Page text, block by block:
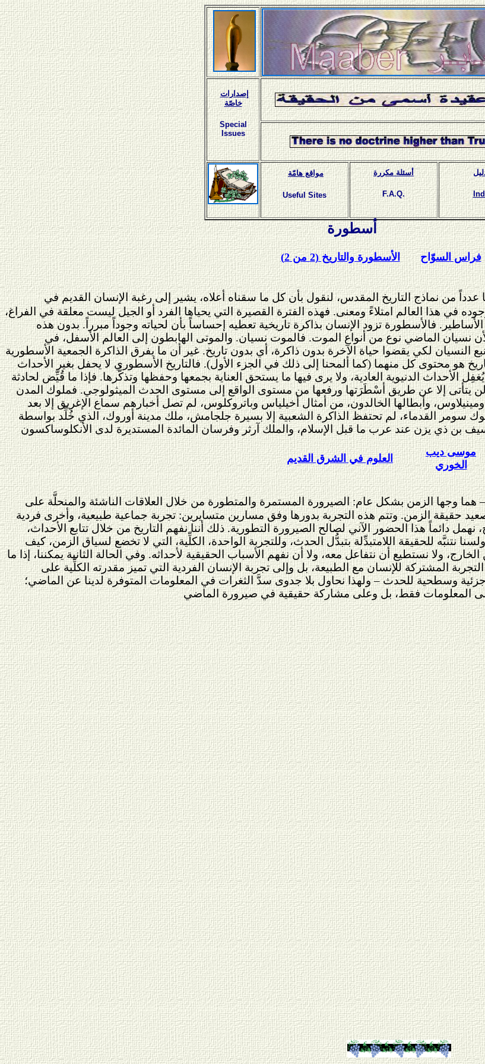
إصدارات
خاصّة
Special
Issues
مواقع هامّة
Useful Sites
أسئلة مكررة
F.A.Q.
أسطورة
الأسطورة والتاريخ (2 من 2) فراس السوّاح
من نماذج التاريخ المقدس، لنقول بأن كل ما سقناه أعلاه، يشير إلى رغبة الإنسان القديم في
في هذا العالم امتلاءً ومعنى. فهذه الفترة القصيرة التي يحياها الفرد أو الجيل ليست معلقة في الفراغ،
فالأسطورة تزود الإنسان بذاكرة تاريخية تعطيه إحساساً بأن لحياته وجوداً مبرراً. بدون هذه
نسيان الماضي نوع من أنواع الموت. فالموت نسيان. والموتى الهابطون إلى العالم الأسفل، في
النسيان لكي يقضوا حياة الآخرة بدون ذاكرة، أي بدون تاريخ. غير أن ما يفرق الذاكرة الجمعية الأسطورية
هو محتوى كل منهما (كما ألمحنا إلى ذلك في الجزء الأول). فالتاريخ الأسطوري لا يحفل بغير الأحداث
الأحداث الدنيوية العادية، ولا يرى فيها ما يستحق العناية بجمعها وحفظها وتذكُّرها. فإذا ما قُيِّض لحادثة
يتأتى إلا عن طريق أسْطَرَتها ورفعها من مستوى الواقع إلى مستوى الحدث الميثولوجي. فملوك المدن
وأبطالها الخالدون، من أمثال أخيلياس وباتروكلوس، لم تصل أخبارهم سماع الإغريق إلا بعد
سومر القدماء، لم تحتفظ الذاكرة الشعبية إلا بسيرة جلجامش، ملك مدينة أوروك، الذي خُلِّد بواسطة
العلوم في الشرق القديم
موسى ديب
الخوري
هما وجها الزمن بشكل عام: الصيرورة المستمرة والمتطورة من خلال العلاقات الناشئة والمنحلَّة على
حقيقة الزمن. وتتم هذه التجربة بدورها وفق مسارين متسايرين: تجربة جماعية طبيعية، وأخرى فردية
دائماً هذا الحضور الآني لصالح الصيرورة التطورية. ذلك أننا نفهم التاريخ من خلال تتابع الأحداث،
نتنبَّه للحقيقة اللامتبدِّلة بتبدُّل الحدث، وللتجربة الواحدة، الكلِّية، التي لا تخضع لسياق الزمن، كيف
ولا نستطيع أن نتفاعل معه، ولا أن نفهم الأسباب الحقيقية لأحداثه. وفي الحالة الثانية يمكننا، إذا ما
المشتركة للإنسان مع الطبيعة، بل وإلى تجربة الإنسان الفردية التي تميز مقدرته الكلِّية على
جزئية وسطحية للحدث – ولهذا نحاول بلا جدوى سدَّ الثغرات في المعلومات المتوفرة لدينا عن الماضي؛